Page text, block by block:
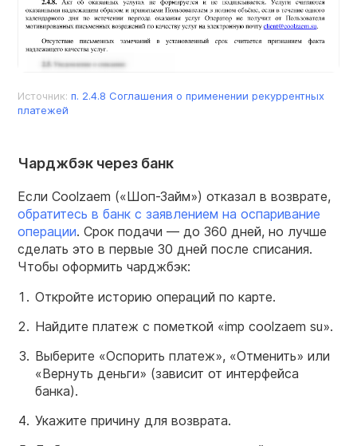
Источник: п. 2.4.8 Соглашения о применении рекуррентных
платежей
Чарджбэк через банк
Если Coolzaem («Шоп-Займ») отказал в возврате,
обратитесь в банк с заявлением на оспаривание
операции. Срок подачи — до 360 дней, но лучше
сделать это в первые 30 дней после списания.
Чтобы оформить чарджбэк:
Откройте историю операций по карте.
Найдите платеж с пометкой «imp coolzaem su».
Выберите «Оспорить платеж», «Отменить» или
«Вернуть деньги» (зависит от интерфейса
банка).
Укажите причину для возврата.